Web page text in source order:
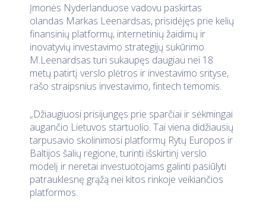
Įmonės Nyderlanduose vadovu paskirtas
olandas Markas Leenardsas, prisidėjęs prie kelių
finansinių platformų, internetinių žaidimų ir
inovatyvių investavimo strategijų sukūrimo.
M.Leenardsas turi sukaupęs daugiau nei 18
metų patirtį verslo plėtros ir investavimo srityse,
rašo straipsnius investavimo, fintech temomis.
„Džiaugiuosi prisijungęs prie sparčiai ir sėkmingai
augančio Lietuvos startuolio. Tai viena didžiausių
tarpusavio skolinimosi platformų Rytų Europos ir
Baltijos šalių regione, turinti išskirtinį verslo
modelį ir neretai investuotojams galinti pasiūlyti
patrauklesnę grąžą nei kitos rinkoje veikiančios
platformos.